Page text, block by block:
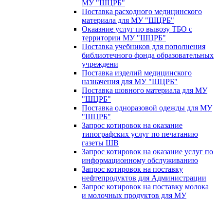
МУ "ШЦРБ"
Поставка расходного медицинского
материала для МУ "ШЦРБ"
Окаазние услуг по вывозу ТБО с
территории МУ "ШЦРБ"
Поставка учебников для пополнения
библиотечного фонда образовательных
учреждени
Поставка изделий медицинского
назначения для МУ "ШЦРБ"
Поставка шовного материала для МУ
"ШЦРБ"
Поставка одноразовой одежды для МУ
"ШЦРБ"
Запрос котировок на оказание
типографских услуг по печатанию
газеты ШВ
Запрос котировок на оказание услуг по
информационному обслуживанию
Запрос котировок на поставку
нефтепродуктов для Администрации
Запрос котировок на поставку молока
и молочных продуктов для МУ